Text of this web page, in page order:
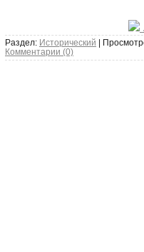
Раздел: Исторический |
Комментарии (0)